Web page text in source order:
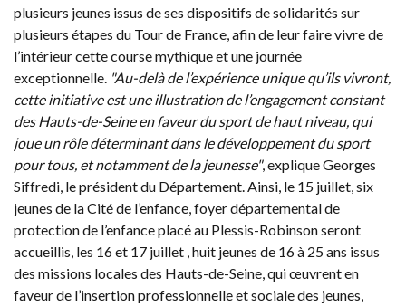
plusieurs jeunes issus de ses dispositifs de solidarités sur
plusieurs étapes du Tour de France, afin de leur faire vivre de
l’intérieur cette course mythique et une journée
exceptionnelle. "Au-delà de l’expérience unique qu’ils vivront,
cette initiative est une illustration de l’engagement constant
des Hauts-de-Seine en faveur du sport de haut niveau, qui
joue un rôle déterminant dans le développement du sport
pour tous, et notamment de la jeunesse", explique Georges
Siffredi, le président du Département. Ainsi, le 15 juillet, six
jeunes de la Cité de l’enfance, foyer départemental de
protection de l’enfance placé au Plessis-Robinson seront
accueillis, les 16 et 17 juillet , huit jeunes de 16 à 25 ans issus
des missions locales des Hauts-de-Seine, qui œuvrent en
faveur de l’insertion professionnelle et sociale des jeunes,